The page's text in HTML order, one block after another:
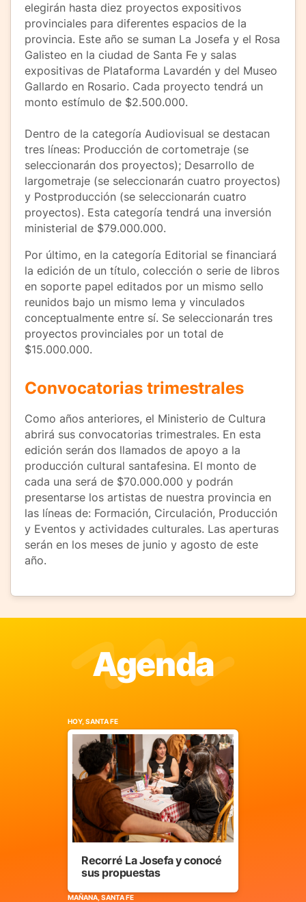
elegirán hasta diez proyectos expositivos
provinciales para diferentes espacios de la
provincia. Este año se suman La Josefa y el Rosa
Galisteo en la ciudad de Santa Fe y salas
expositivas de Plataforma Lavardén y del Museo
Gallardo en Rosario. Cada proyecto tendrá un
monto estímulo de $2.500.000.
Dentro de la categoría Audiovisual se destacan
tres líneas: Producción de cortometraje (se
seleccionarán dos proyectos); Desarrollo de
largometraje (se seleccionarán cuatro proyectos)
y Postproducción (se seleccionarán cuatro
proyectos). Esta categoría tendrá una inversión
ministerial de $79.000.000.
Por último, en la categoría Editorial se financiará
la edición de un título, colección o serie de libros
en soporte papel editados por un mismo sello
reunidos bajo un mismo lema y vinculados
conceptualmente entre sí. Se seleccionarán tres
proyectos provinciales por un total de
$15.000.000.
Convocatorias trimestrales
Como años anteriores, el Ministerio de Cultura
abrirá sus convocatorias trimestrales. En esta
edición serán dos llamados de apoyo a la
producción cultural santafesina. El monto de
cada una será de $70.000.000 y podrán
presentarse los artistas de nuestra provincia en
las líneas de: Formación, Circulación, Producción
y Eventos y actividades culturales. Las aperturas
serán en los meses de junio y agosto de este
año.
Agenda
HOY, SANTA FE
Recorré La Josefa y conocé
sus propuestas
MAÑANA, SANTA FE